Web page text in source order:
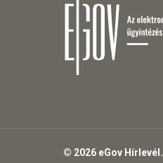
© 2026 eGov Hírlevél.